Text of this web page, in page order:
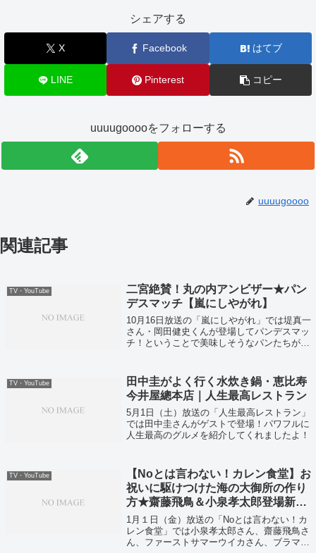
シェアする
X Facebook はてブ
LINE Pinterest コピー
uuuugooooをフォローする
uuuugoooo
関連記事
TV・YouTube
二宮絶賛！丸の内アンビザー★パン
デスマッチ【嵐にしやがれ】
10月16日放送の「嵐にしやがれ」では堤真一
さん・岡田健史くんが登場してパンデスマッ
チ！ということで美味しそうなパンたちが紹
TV・YouTube
田中圭がよく行く水炊き鍋・恵比寿
今井屋總本店｜人生最高レストラン
5月1日（土）放送の「人生最高レストラン」
では田中圭さんがゲストで登場！パワフルに
人生最高のグルメを紹介してくれましたよ！
TV・YouTube
【Noとは言わない！カレン食堂】お
祝いに駆けつけた海の大御所の作り
方★齋藤飛鳥＆小泉孝太郎登場新春
SP
1月１日（金）放送の「Noとは言わない！カ
レン食堂」では小泉孝太郎さん、齋藤飛鳥さ
ん、ファーストサマーウイカさん、ブラマヨ